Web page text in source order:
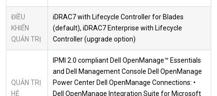
ĐIỀU
KHIỂN
QUẢN TRỊ
iDRAC7 with Lifecycle Controller for Blades
(default), iDRAC7 Enterprise with Lifecycle
Controller (upgrade option)
QUẢN TRỊ
HỆ
IPMI 2.0 compliant Dell OpenManage™ Essentials
and Dell Management Console Dell OpenManage
Power Center Dell OpenManage Connections: •
Dell OpenManage Integration Suite for Microsoft